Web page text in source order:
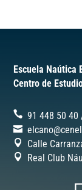
Escuela Naútica
Centro de
91 448 50 40
Calle
Real Club